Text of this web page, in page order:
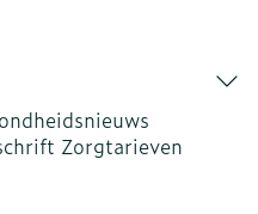
Zorgtarieven